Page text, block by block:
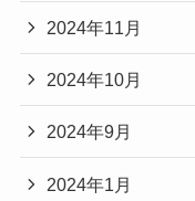
2024年11月
2024年10月
2024年9月
2024年1月